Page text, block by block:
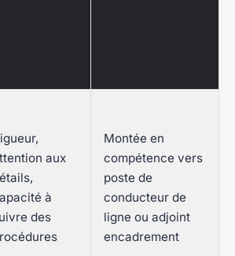
aux
à
des
Montée en
compétence vers
poste de
conducteur de
ligne ou adjoint
encadrement